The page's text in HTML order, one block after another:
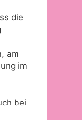
die
am
im
bei